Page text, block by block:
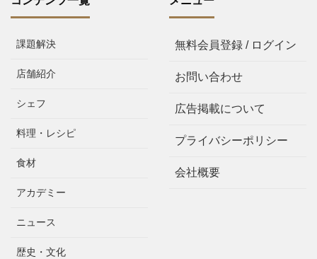
課題解決
店舗紹介
シェフ
料理・レシピ
食材
アカデミー
ニュース
歴史・文化
無料会員登録 / ログイン
お問い合わせ
広告掲載について
プライバシーポリシー
会社概要